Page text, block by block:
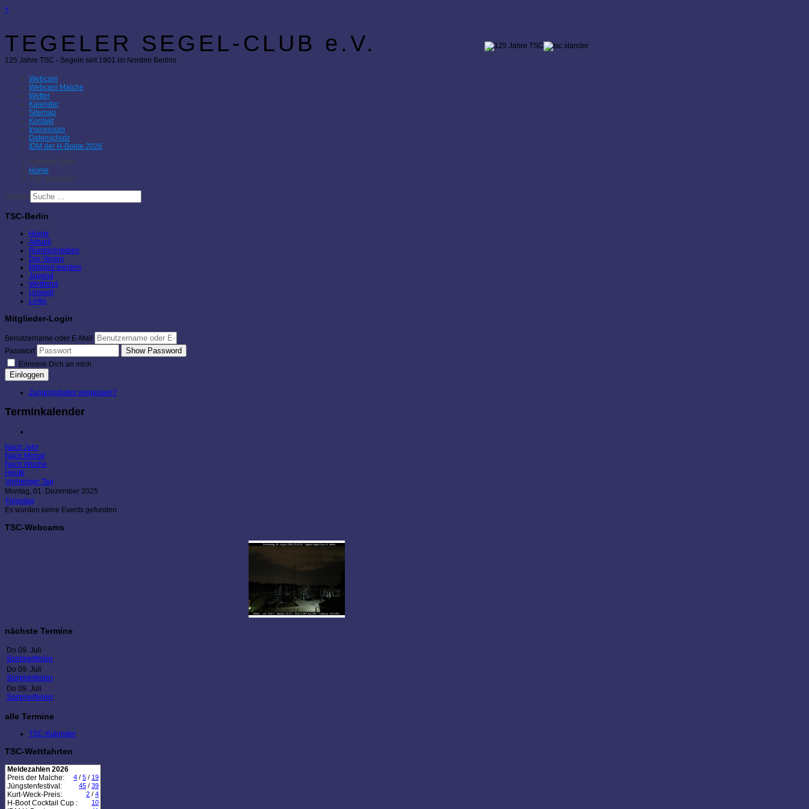
×
TEGELER SEGEL-CLUB e.V.
125 Jahre TSC - Segeln seit 1901 im Norden Berlins
Webcam
Webcam Malche
Wetter
Kalender
Sitemap
Kontakt
Impressum
Datenschutz
IDM der H-Boote 2026
Aktuelle Seite:
Home
TSC-Kalender
Suchen
TSC-Berlin
Home
Aktuell
Rundschreiben
Der Verein
Mitglied werden
Jugend
Wettfahrt
Umwelt
Links
Mitglieder-Login
Benutzername oder E-Mail
Passwort
Show Password
Erinnere Dich an mich
Einloggen
Zugangsdaten vergessen?
Terminkalender
Nach Jahr
Nach Monat
Nach Woche
Heute
Vorheriger Tag
Montag, 01. Dezember 2025
Folgetag
Es wurden keine Events gefunden
TSC-Webcams
nächste Termine
Do 09. Juli
Sommerferien
Do 09. Juli
Sommerferien
Do 09. Juli
Sommerferien
alle Termine
TSC-Kalender
TSC-Wettfahrten
Meldezahlen 2026
Preis der Malche:
4 / 5 / 19
Jüngstenfestival: 45 / 39
Kurt-Weck-Preis: 2 / 4
H-Boot Cocktail Cup : 10